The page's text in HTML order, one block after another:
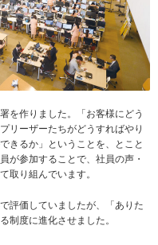
を作りました。「お客様にどう
リーザーたちがどうすればやり
きるか」ということを、とこと
が参加することで、社員の声・
取り組んでいます。
評価していましたが、「ありた
制度に進化させました。